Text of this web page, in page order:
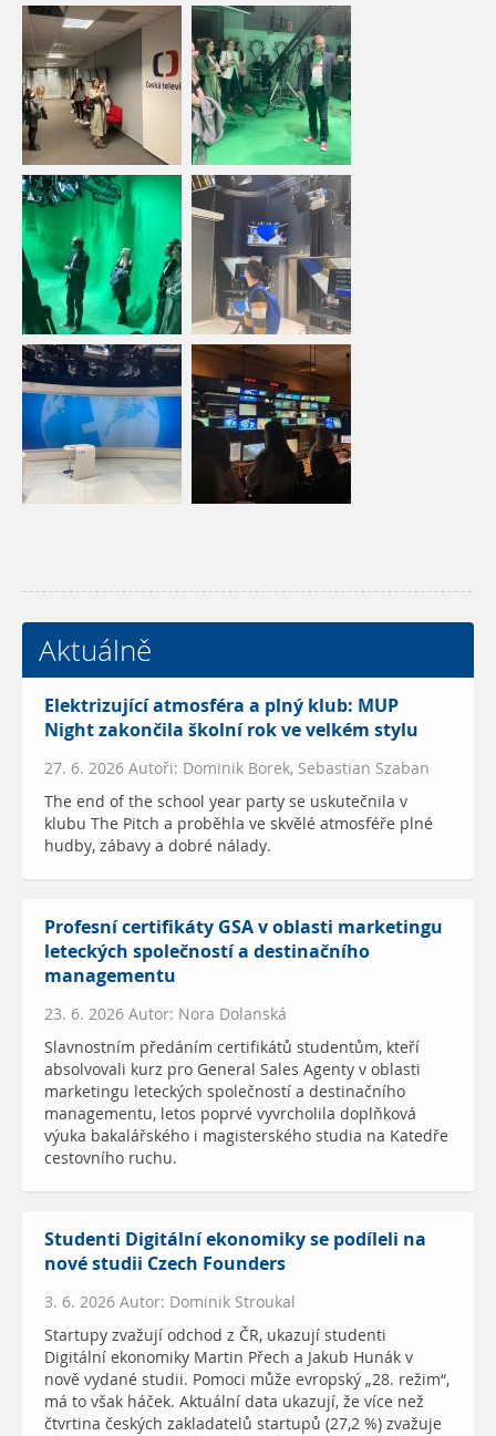
Aktuálně
Elektrizující atmosféra a plný klub: MUP
Night zakončila školní rok ve velkém stylu
27. 6. 2026 Autoři: Dominik Borek, Sebastian Szaban
The end of the school year party se uskutečnila v
klubu The Pitch a proběhla ve skvělé atmosféře plné
hudby, zábavy a dobré nálady.
Profesní certifikáty GSA v oblasti marketingu
leteckých společností a destinačního
managementu
23. 6. 2026 Autor: Nora Dolanská
Slavnostním předáním certifikátů studentům, kteří
absolvovali kurz pro General Sales Agenty v oblasti
marketingu leteckých společností a destinačního
managementu, letos poprvé vyvrcholila doplňková
výuka bakalářského i magisterského studia na Katedře
cestovního ruchu.
Studenti Digitální ekonomiky se podíleli na
nové studii Czech Founders
3. 6. 2026 Autor: Dominik Stroukal
Startupy zvažují odchod z ČR, ukazují studenti
Digitální ekonomiky Martin Přech a Jakub Hunák v
nově vydané studii. Pomoci může evropský „28. režim“,
má to však háček. Aktuální data ukazují, že více než
čtvrtina českých zakladatelů startupů (27,2 %) zvažuje